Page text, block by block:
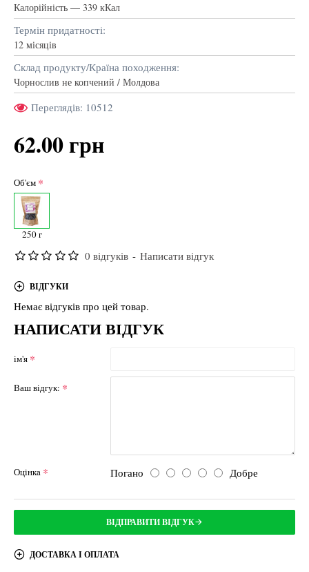
Калорійність — 339 кКал
Термін придатності:
12 місяців
Склад продукту/Країна походження:
Чорнослив не копчений / Молдова
Переглядів: 10512
0 відгуків - Написати відгук
62.00 грн
Об'єм
250 г
ВІДГУКИ
Немає відгуків про цей товар.
НАПИСАТИ ВІДГУК
ім'я
Ваш відгук:
Оцінка Погано Добре
ВІДПРАВИТИ ВІДГУК
ДОСТАВКА І ОПЛАТА